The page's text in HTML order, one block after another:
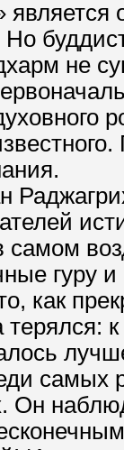
не
самом
гуру
как
терялся:
самых
Он